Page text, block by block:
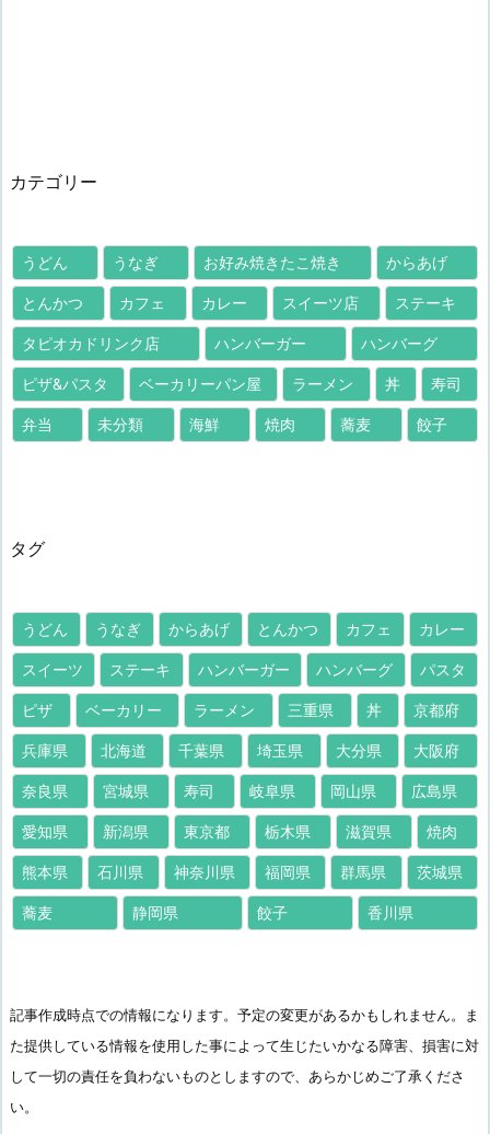
カテゴリー
うどん うなぎ お好み焼きたこ焼き からあげ
とんかつ カフェ カレー スイーツ店 ステーキ
タピオカドリンク店 ハンバーガー ハンバーグ
ピザ&パスタ ベーカリーパン屋 ラーメン 丼 寿司
弁当 未分類 海鮮 焼肉 蕎麦 餃子
タグ
うどん うなぎ からあげ とんかつ カフェ カレー
スイーツ ステーキ ハンバーガー ハンバーグ パスタ
ピザ ベーカリー ラーメン 三重県 丼 京都府
兵庫県 北海道 千葉県 埼玉県 大分県 大阪府
奈良県 宮城県 寿司 岐阜県 岡山県 広島県
愛知県 新潟県 東京都 栃木県 滋賀県 焼肉
熊本県 石川県 神奈川県 福岡県 群馬県 茨城県
蕎麦 静岡県 餃子 香川県
記事作成時点での情報になります。予定の変更があるかもしれません。ま
た提供している情報を使用した事によって生じたいかなる障害、損害に対
して一切の責任を負わないものとしますので、あらかじめご了承くださ
い。